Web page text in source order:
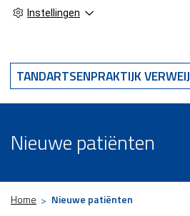
Instellingen
TANDARTSENPRAKTIJK VERWEIJ
Nieuwe patiënten
Home
Nieuwe patiënten